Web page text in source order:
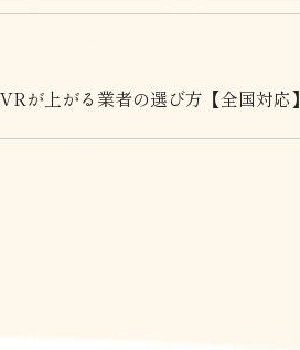
が上がる業者の選び方【全国対応】